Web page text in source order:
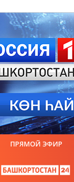
ПРЯМОЙ ЭФИР